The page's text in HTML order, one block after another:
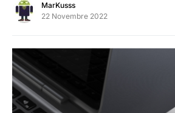
MarKusss
22 Novembre 2022